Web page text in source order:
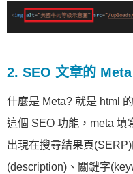
2. SEO 文章的
什麼是 Meta? 就是 html
這個 SEO 功能，meta 填
出現在搜尋結果頁
(description)、關鍵字